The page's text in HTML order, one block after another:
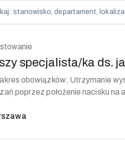
specjalista/ka ds.
Utrzymanie wysokiego poziomu jakości dostarczanych
poprzez położenie nacisku